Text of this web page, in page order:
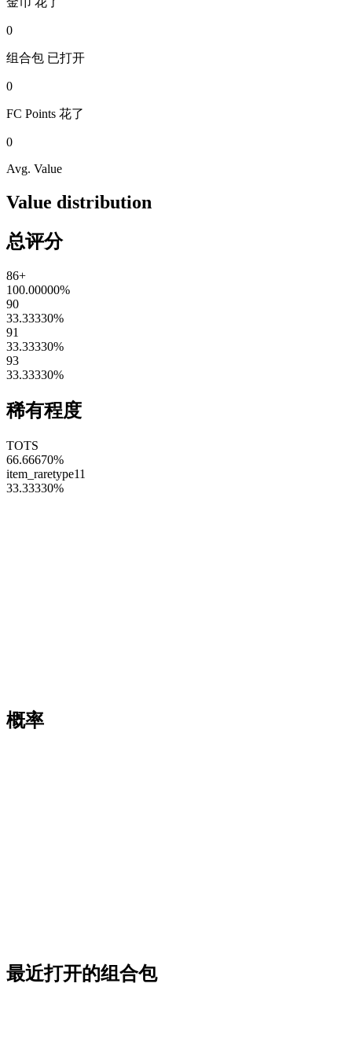
0
组合包 已打开
0
FC Points 花了
0
Avg. Value
Value distribution
总评分
86+
100.00000%
90
33.33330%
91
33.33330%
93
33.33330%
稀有程度
TOTS
66.66670%
item_raretype11
33.33330%
概率
最近打开的组合包